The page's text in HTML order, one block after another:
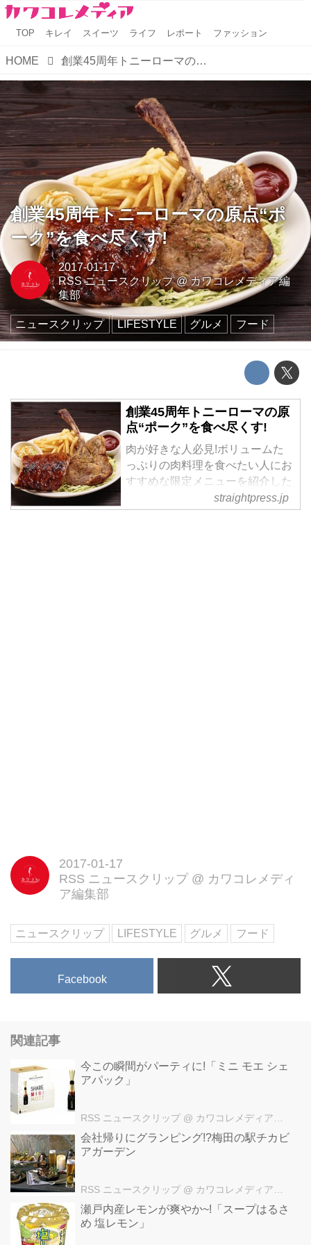
TOP キレイ スイーツ ライフ レポート ファッション
HOME 創業45周年トニーローマの原点“ポーク”を食べ尽くす!
創業45周年トニーローマの原点“ポ
ーク”を食べ尽くす!
2017-01-17
RSS ニュースクリップ@カワコレメディア編
集部
ニュースクリップ LIFESTYLE グルメ フード
創業45周年トニーローマの原
点“ポーク”を食べ尽くす!
肉が好きな人必見!ボリュームた
っぷりの肉料理を食べたい人にお
すすめな限定メニューを紹介した
い。 アメリカでポピュラーな料
理のひとつとして広く親しまれ、
straightpress.jp
2017-01-17
RSS ニュースクリップ @ カワコレメディ
ア編集部
ニュースクリップ LIFESTYLE グルメ フード
Facebook
関連記事
今この瞬間がパーティに!「ミニ モエ シェ
アパック」
RSS ニュースクリップ @ カワコレメディア編集部
会社帰りにグランピング!?梅田の駅チカビ
アガーデン
RSS ニュースクリップ @ カワコレメディア編集部
瀬戸内産レモンが爽やか~!「スープはるさ
め 塩レモン」